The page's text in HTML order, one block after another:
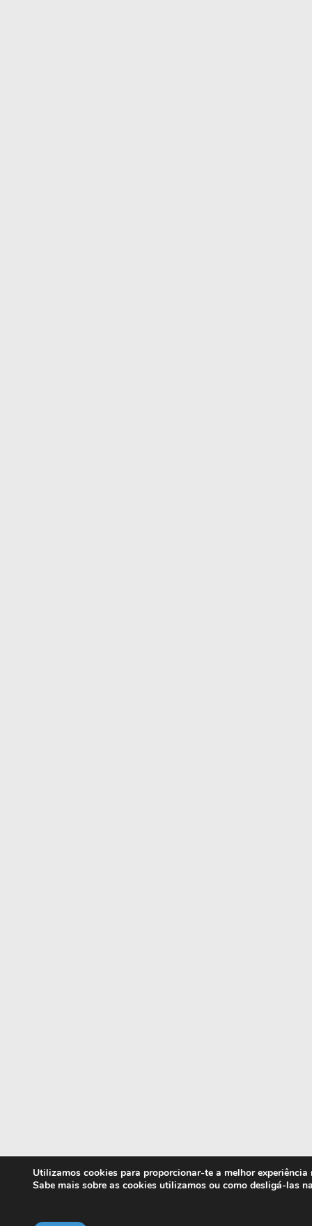
Utilizamos cookies para proporcionar-te a melhor experiência
Sabe mais sobre as cookies utilizamos ou como desligá-las